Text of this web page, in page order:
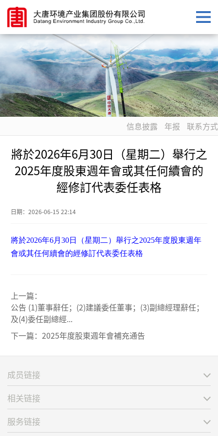
信息披露 年报 联系方式
將於2026年6月30日（星期二）舉行之
2025年度股東週年會或其任何續會的
經修訂代表委任表格
日期：2026-06-15 22:14
將於2026年6月30日（星期二）舉行之2025年度股東週年
會或其任何續會的經修訂代表委任表格
上一篇：
公告 (1)董事辭任；(2)建議委任董事；(3)副總經理辭任；
及(4)委任副總經...
下一篇：2025年度股東週年會補充通告
成员链接
相关链接
服务链接